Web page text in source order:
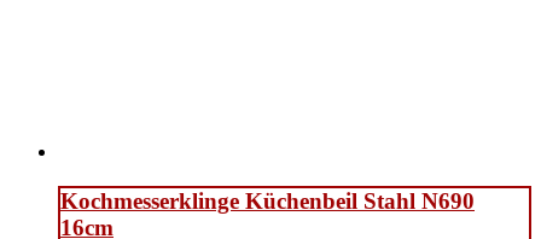
Kochmesserklinge Küchenbeil Stahl N690
16cm